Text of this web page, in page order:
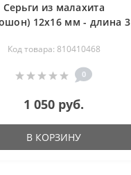
Серьги из малахита
12х16 мм - длина 3
Код товара: 810410468
0
1 050 руб.
В КОРЗИНУ